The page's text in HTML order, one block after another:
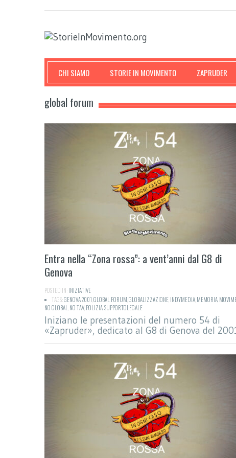
CHI SIAMO STORIE IN MOVIMENTO ZAPRUDER
global forum
Entra nella “Zona rossa”: a vent’anni dal G8 di
Genova
POSTED IN:INIZIATIVE
TAGS:GENOVA 2001 GLOBAL FORUM GLOBALIZZAZIONE INDYMEDIA MEMORIA
NO GLOBAL NO TAV POLIZIASUPPORTOLEGALE
Iniziano le presentazioni del numero 54 di
«Zapruder», dedicato al G8 di Genova del